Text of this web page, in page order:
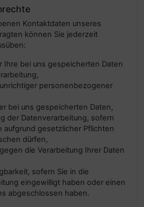
Kontaktdaten unseres
können Sie jederzeit
Ihre bei uns gespeicherten Daten
personenbezogener
bei uns gespeicherten Daten,
der Datenverarbeitung, sofern
aufgrund gesetzlicher Pflichten
dürfen,
die Verarbeitung Ihrer Daten
sofern Sie in die
eingewilligt haben oder einen
abgeschlossen haben.